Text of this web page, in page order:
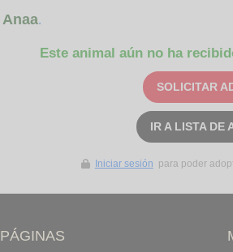
Anaa.
Este animal aún no ha
SOLICITAR
IR A LISTA DE
Iniciar sesión para poder
PÁGINAS